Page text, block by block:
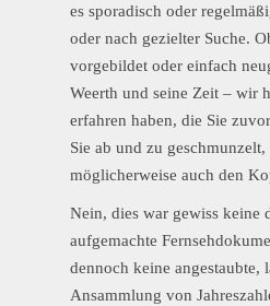
es sporadisch oder
oder nach gezielter Suche.
vorgebildet oder einfach
Weerth und seine Zeit – wir
erfahren haben, die Sie
Sie ab und zu geschmunzelt,
möglicherweise auch den
Nein, dies war gewiss keine
aufgemachte
dennoch keine angestaubte,
Ansammlung von